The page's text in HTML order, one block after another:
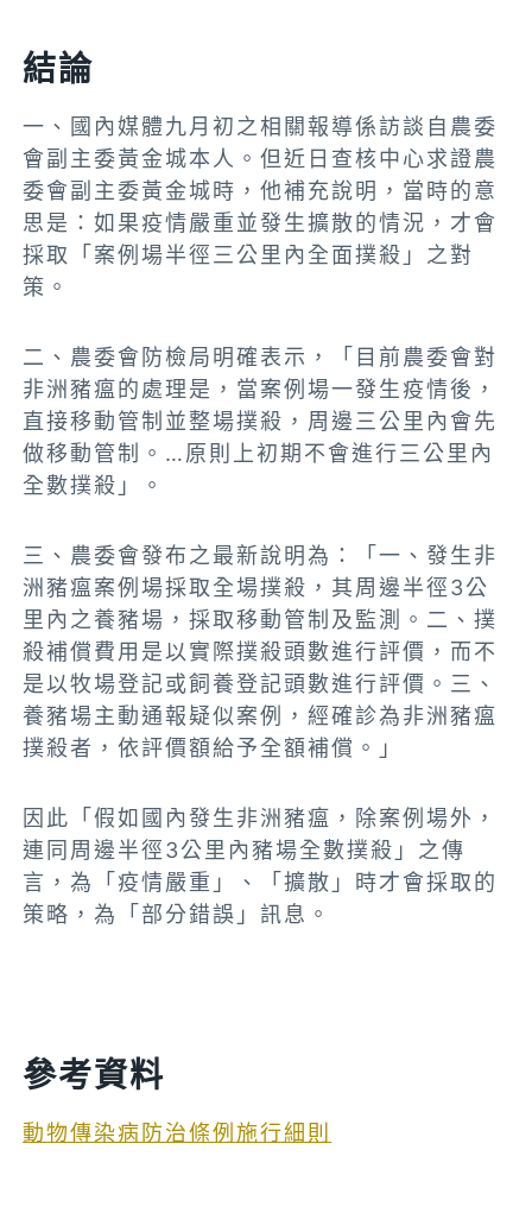
結論
一、國內媒體九月初之相關報導係訪談自農委
會副主委黃金城本人。但近日查核中心求證農
委會副主委黃金城時，他補充說明，當時的意
思是：如果疫情嚴重並發生擴散的情況，才會
採取「案例場半徑三公里內全面撲殺」之對
策。
二、農委會防檢局明確表示，「目前農委會對
非洲豬瘟的處理是，當案例場一發生疫情後，
直接移動管制並整場撲殺，周邊三公里內會先
做移動管制。…原則上初期不會進行三公里內
全數撲殺」。
三、農委會發布之最新說明為：「一、發生非
洲豬瘟案例場採取全場撲殺，其周邊半徑3公
里內之養豬場，採取移動管制及監測。二、撲
殺補償費用是以實際撲殺頭數進行評價，而不
是以牧場登記或飼養登記頭數進行評價。三、
養豬場主動通報疑似案例，經確診為非洲豬瘟
撲殺者，依評價額給予全額補償。」
因此「假如國內發生非洲豬瘟，除案例場外，
連同周邊半徑3公里內豬場全數撲殺」之傳
言，為「疫情嚴重」、「擴散」時才會採取的
策略，為「部分錯誤」訊息。
參考資料
動物傳染病防治條例施行細則